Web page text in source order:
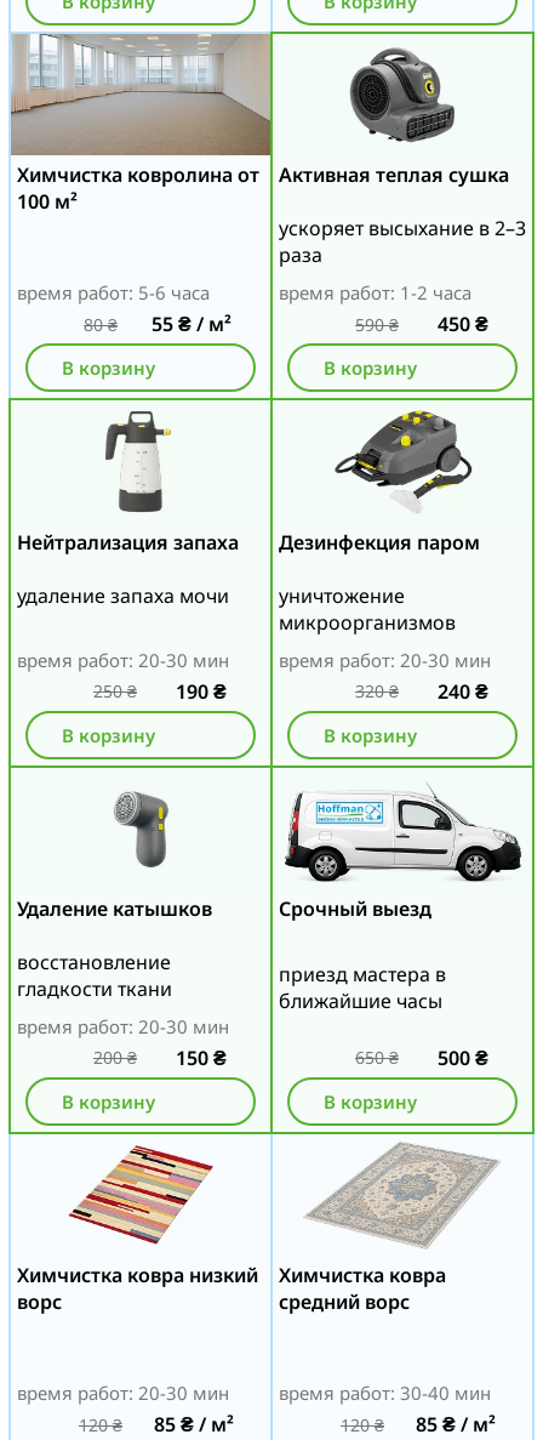
Химчистка ковролина от
100 м²
время работ: 5-6 часа
80₴ 55₴/ м²
В корзину
Активная теплая сушка
ускоряет высыхание в 2–3
раза
время работ: 1-2 часа
590₴ 450₴
В корзину
Нейтрализация запаха
удаление запаха мочи
время работ: 20-30 мин
250₴ 190₴
В корзину
Дезинфекция паром
уничтожение
микроорганизмов
время работ: 20-30 мин
320₴ 240₴
В корзину
Удаление катышков
восстановление
гладкости ткани
время работ: 20-30 мин
200₴ 150₴
В корзину
Срочный выезд
приезд мастера в
ближайшие часы
650₴ 500₴
В корзину
Химчистка ковра низкий
ворс
время работ: 20-30 мин
120₴ 85₴/ м²
Химчистка ковра
средний ворс
время работ: 30-40 мин
120₴ 85₴/ м²